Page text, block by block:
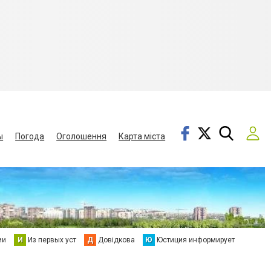
Погода Оголошення
Карта міста
И Из первых уст Д Довідкова Ю Юстиция информирует